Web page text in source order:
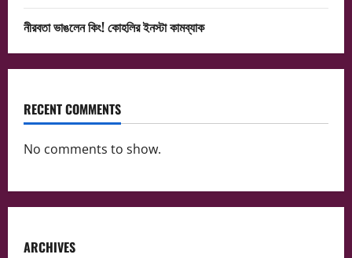
নীরবতা ভাঙলেন কিং! কোহলির ইনস্টা কামব্যাক
RECENT COMMENTS
No comments to show.
ARCHIVES